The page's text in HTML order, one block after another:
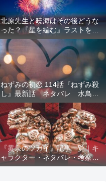
北原先生と暁海はその後どうな
った？『星を編む』ラストをネ
タバレ解説
ねずみの初恋 114話『ねずみ殺
し』最新話 ネタバレ 水鳥死
亡 鯆を殺すか
『黄泉のツガイ』記事一覧｜キ
ャラクター・ネタバレ・考察・
死亡キャラまとめ【完全ガイ